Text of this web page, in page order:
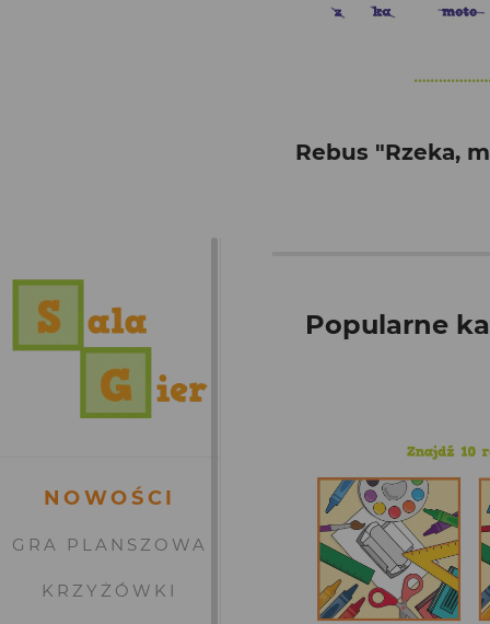
NOWOŚCI
GRA PLANSZOWA
KRZYŻÓWKI
Rebus "Rzeka,
Popularne